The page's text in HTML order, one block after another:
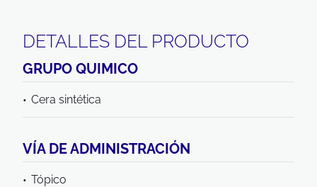
DETALLES DEL PRODUCTO
GRUPO QUIMICO
Cera sintética
VÍA DE ADMINISTRACIÓN
Tópico